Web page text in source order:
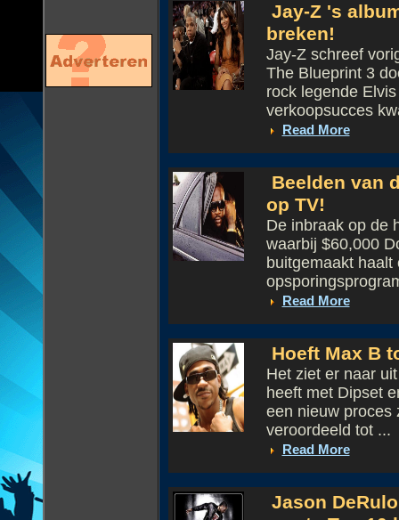
Jay-Z 's
breken!
Jay-Z schreef
The Blueprint 3
rock legende
verkoopsucces
Read More
Beelden van
op TV!
De inbraak op de
waarbij $60,000
buitgemaakt
Read More
Hoeft Max B
Het ziet er naar
heeft met Dipset
een nieuw proces
veroordeeld tot ...
Read More
Jason